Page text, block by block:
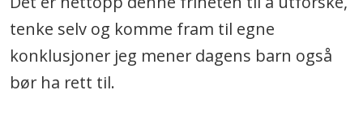
tenke selv og komme fram til egne
konklusjoner jeg mener dagens barn også
bør ha rett til.